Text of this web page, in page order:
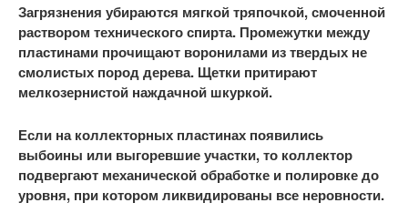
Загрязнения убираются мягкой тряпочкой, смоченной
раствором технического спирта. Промежутки между
пластинами прочищают воронилами из твердых не
смолистых пород дерева. Щетки притирают
мелкозернистой наждачной шкуркой.
Если на коллекторных пластинах появились
выбоины или выгоревшие участки, то коллектор
подвергают механической обработке и полировке до
уровня, при котором ликвидированы все неровности.